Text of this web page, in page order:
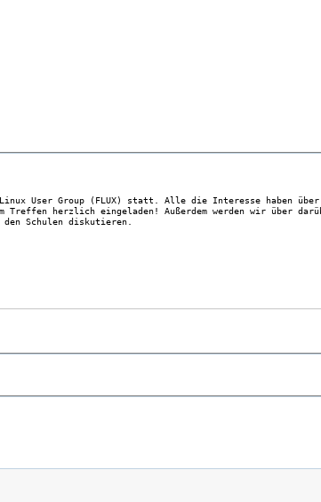
User Group (FLUX) statt. Alle die Interesse haben über
Treffen herzlich eingeladen! Außerdem werden wir über
den Schulen diskutieren.